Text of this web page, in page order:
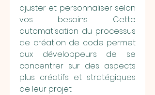
ajuster et personnaliser selon
vos besoins. Cette
automatisation du processus
de création de code permet
aux développeurs de se
concentrer sur des aspects
plus créatifs et stratégiques
de leur projet.